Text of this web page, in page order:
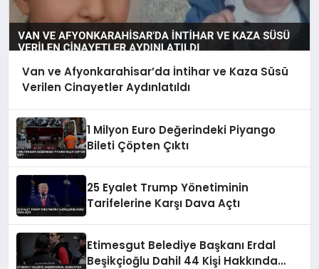
Van ve Afyonkarahisar’da İntihar ve Kaza Süsü
Verilen Cinayetler Aydınlatıldı
1 Milyon Euro Değerindeki Piyango
Bileti Çöpten Çıktı
25 Eyalet Trump Yönetiminin
Tarifelerine Karşı Dava Açtı
Etimesgut Belediye Başkanı Erdal
Beşikçioğlu Dahil 44 Kişi Hakkında